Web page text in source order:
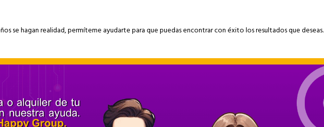
se hagan realidad, permíteme ayudarte para que puedas encontrar con éxito los resultados que